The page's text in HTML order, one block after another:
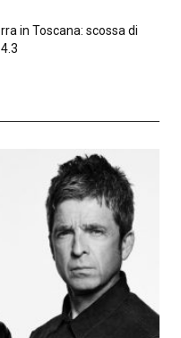
in Toscana: scossa di